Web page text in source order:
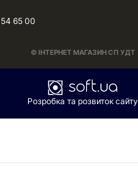
65 00
© ІНТЕРНЕТ МАГАЗИН СП УДТ
Розробка та розвиток сайту